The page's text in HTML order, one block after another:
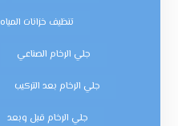
تنظيف خزانات المياه
جلي الرخام الصناعي
جلي الرخام بعد التركيب
جلي الرخام قبل وبعد